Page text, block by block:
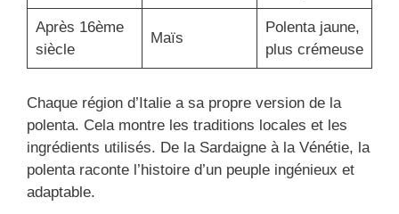
Après 16ème
siècle
Maïs
Polenta jaune,
plus crémeuse
Chaque région d’Italie a sa propre version de la
polenta. Cela montre les traditions locales et les
ingrédients utilisés. De la Sardaigne à la Vénétie, la
polenta raconte l’histoire d’un peuple ingénieux et
adaptable.